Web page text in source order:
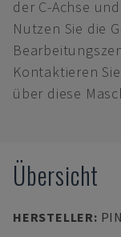
der C-Achse
Nutzen Sie die
Kontaktieren
über diese
Übersicht
HERSTELLER: